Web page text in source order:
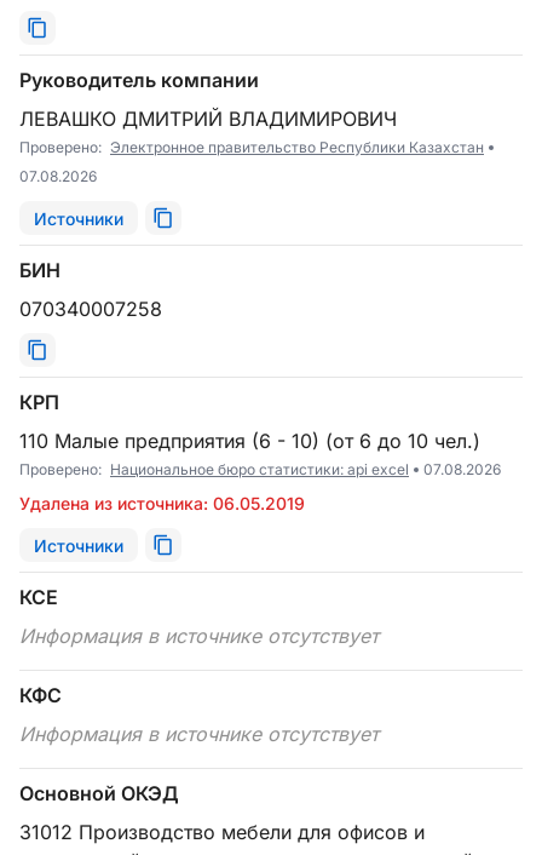
Руководитель компании
ЛЕВАШКО ДМИТРИЙ ВЛАДИМИРОВИЧ
Проверено: Электронное правительство Республики Казахстан
07.08.2026
Источники
БИН
070340007258
КРП
110 Малые предприятия (6 - 10) (от 6 до 10 чел.)
Проверено: Национальное бюро статистики: api excel 07.08.2026
Удалена из источника: 06.05.2019
Источники
КСЕ
Информация в источнике отсутствует
КФС
Информация в источнике отсутствует
Основной ОКЭД
31012 Производство мебели для офисов и